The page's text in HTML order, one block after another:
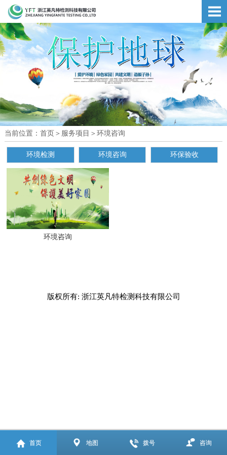
当前位置： 首页 ＞ 服务项目 ＞ 环境咨询
环境检测 环境咨询 环保验收
环境咨询
版权所有: 浙江英凡特检测科技有限公司
首页 地图 拨号 咨询